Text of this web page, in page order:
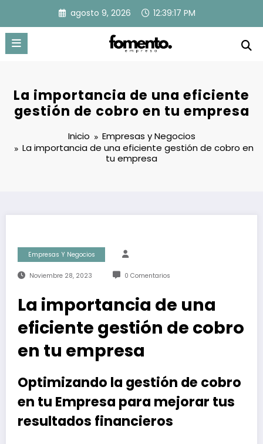
contenido
agosto 9, 2026 12:39:18 PM
La importancia de una eficiente
gestión de cobro en tu empresa
Inicio
Empresas y Negocios
La importancia de una eficiente gestión de cobro en
tu empresa
Empresas Y Negocios
Noviembre 28, 2023 0 Comentarios
La importancia de una
eficiente gestión de cobro
en tu empresa
Optimizando la gestión de cobro
en tu Empresa para mejorar tus
resultados financieros